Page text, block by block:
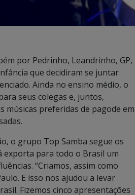
por Pedrinho, Leandrinho, GP,
que decidiram se juntar
Ainda no ensino médio, o
seus colegas e, juntos,
músicas preferidas de pagode em
o grupo Top Samba segue os
exporta para todo o Brasil um
“Criamos, assim como
E isso nos ajudou a levar
Fizemos cinco apresentações